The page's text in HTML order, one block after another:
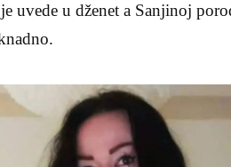
uvede u dženet a Sanjinoj